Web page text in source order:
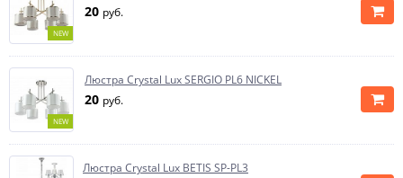
NEW
20 руб.
NEW
Люстра Crystal Lux SERGIO PL6 NICKEL
20 руб.
Люстра Crystal Lux BETIS SP-PL3